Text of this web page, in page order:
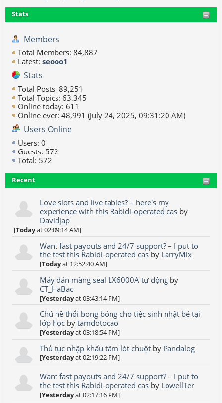
Stats
Members
Total Members: 84,887
Latest: seooo1
Stats
Total Posts: 89,251
Total Topics: 63,345
Online today: 611
Online ever: 48,991 (July 24, 2025, 09:31:20 AM)
Users Online
Users: 0
Guests: 572
Total: 572
Recent
Love slots and live tables? – here's my
experience with this Rabidi-operated cas by
Davidjap
[Todayat 02:09:14 AM]
Want fast payouts and 24/7 support? – I put to
the test this Rabidi-operated cas by LarryMix
[Todayat 12:52:40 AM]
Máy dán màng seal LX6000A tự động by
CT_HaBac
[Yesterdayat 03:43:14 PM]
Chú hề thổi bong bóng cho tiệc sinh nhật bé tại
lớp học bytamdotocao
[Yesterdayat 03:18:54 PM]
Thủ tục nhập khẩu tấm lót chuột by Pandalog
[Yesterdayat 02:19:22 PM]
Want fast payouts and 24/7 support? – I put to
the test this Rabidi-operated cas by LowellTer
[Yesterdayat 02:17:16 PM]